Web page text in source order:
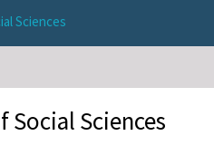
Sciences
Social Sciences